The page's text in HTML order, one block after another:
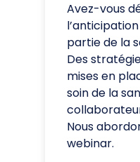
Avez-vous
partie de la
Des
mises en
soin de la
Nous
webinar.